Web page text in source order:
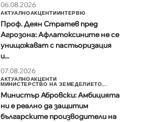
06.08.2026
АКТУАЛНОАКЦЕНТИИНТЕРВЮ
Проф. Деян Стратев пред
Агрозона: Афлатоксините не се
унищожават с пастьоризация
и...
07.08.2026
АКТУАЛНОАКЦЕНТИ
МИНИСТЕРСТВО НА ЗЕМЕДЕЛИЕТО,...
Министър Абровски: Амбицията
ни е реално да защитим
българските производители на